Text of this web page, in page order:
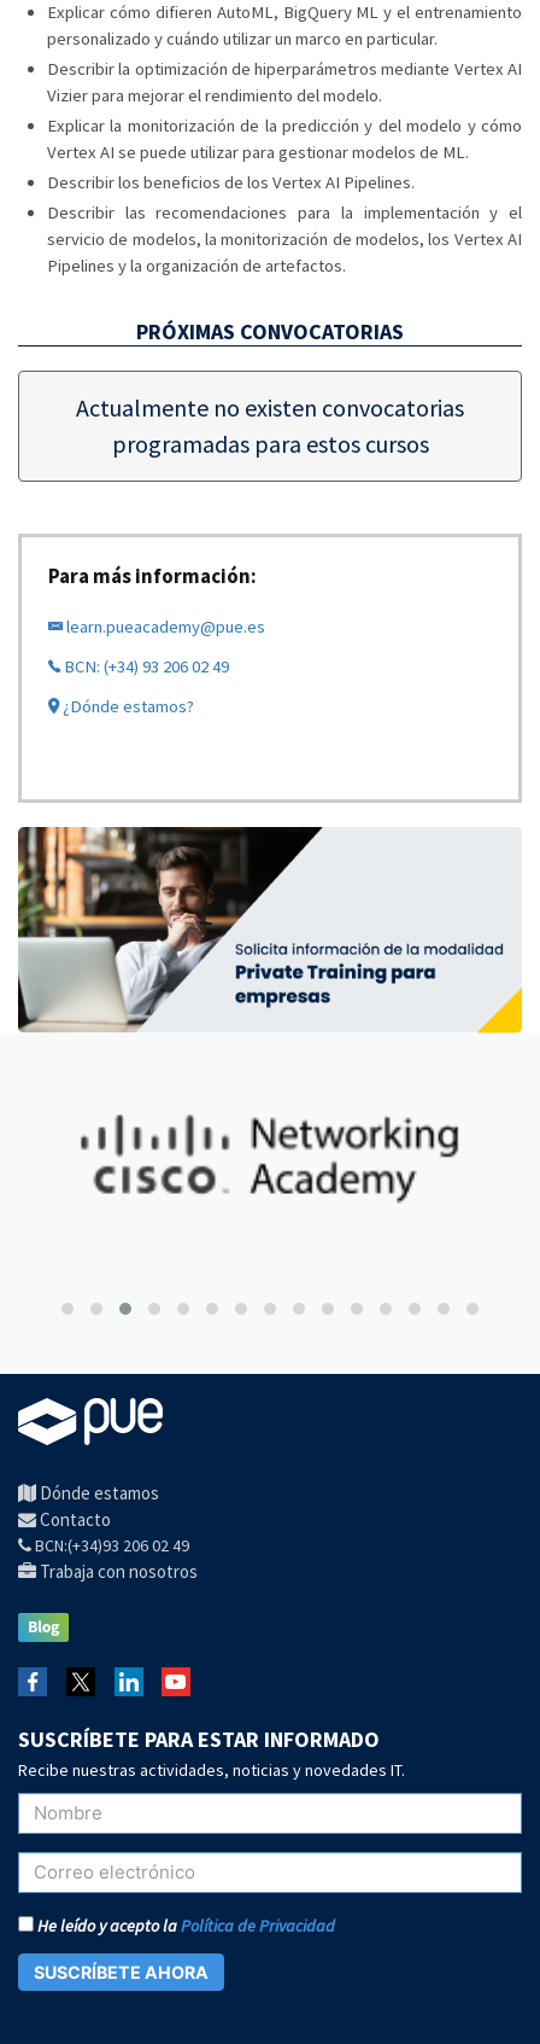
Explicar cómo difieren AutoML, BigQuery ML y el entrenamiento
personalizado y cuándo utilizar un marco en particular.
Describir la optimización de hiperparámetros mediante Vertex AI
Vizier para mejorar el rendimiento del modelo.
Explicar la monitorización de la predicción y del modelo y cómo
Vertex AI se puede utilizar para gestionar modelos de ML.
Describir los beneficios de los Vertex AI Pipelines.
Describir las recomendaciones para la implementación y el
servicio de modelos, la monitorización de modelos, los Vertex AI
Pipelines y la organización de artefactos.
PRÓXIMAS CONVOCATORIAS
Actualmente no existen convocatorias
programadas para estos cursos
Para más información:
learn.pueacademy@pue.es
BCN: (+34) 93 206 02 49
¿Dónde estamos?
Dónde estamos
Contacto
BCN:(+34)93 206 02 49
Trabaja con nosotros
SUSCRÍBETE PARA ESTAR INFORMADO
Recibe nuestras actividades, noticias y novedades IT.
He leído y acepto laPolítica de Privacidad
SUSCRÍBETE AHORA